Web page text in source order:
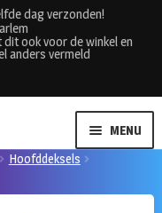
dag verzonden!
ook voor de winkel en
anders vermeld
MENU
Hoofddeksels